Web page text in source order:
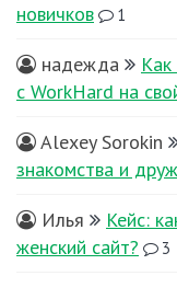
новичков
1
надежда
с WorkHard на
Alexey Sorokin
знакомства и
Илья
Кейс:
женский сайт?
3